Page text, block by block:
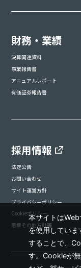
財務・業績
決算関連資料
事業報告書
アニュアルレポート
有価証券報告書
採用情報
法定公告
お問い合わせ
サイト運営方針
プライバシーポリシー
Cookieポリシー
憲章その他方針等
本サイトは
を使用してい
することで、
す。Cookieが